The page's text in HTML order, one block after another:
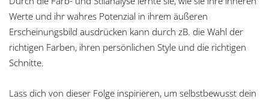
Werte und ihr wahres Potenzial in ihrem äußeren
Erscheinungsbild ausdrücken kann durch zB. die Wahl der
richtigen Farben, ihren persönlichen Style und die richtigen
Schnitte.
Lass dich von dieser Folge inspirieren, um selbstbewusst dein